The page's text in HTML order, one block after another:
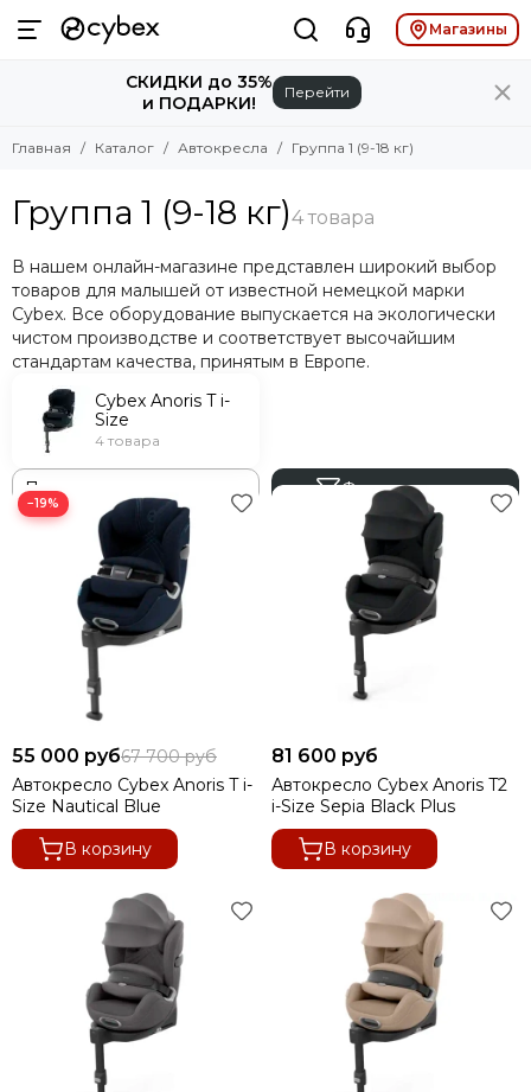
Автокресла
Смотреть все товары
Группа 0+/1 (до 18 кг)
Группа 1 (9-18 кг)
Группа 1 (9-18 кг)
Смотреть все товары
Базы для автокресел
Магазины
СКИДКИ до 35%
и ПОДАРКИ!
Перейти
Главная Каталог Автокресла Группа 1 (9-18 кг)
Группа 1 (9-18 кг)
В нашем онлайн-магазине представлен широкий выбор
товаров для малышей от известной немецкой марки
Cybex. Все оборудование выпускается на экологически
чистом производстве и соответствует высочайшим
стандартам качества, принятым в Европе.
Cybex Anoris T i-
Size
4 товара
Фильтр товаров
−19%
55 000 руб67 700 руб
Автокресло Cybex Anoris T i-
Size Nautical Blue
В корзину
81 600 руб
Автокресло Cybex Anoris T2
i-Size Sepia Black Plus
В корзину